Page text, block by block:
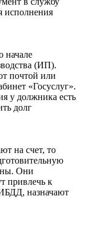
исполнения
начале
(ИП).
почтой или
«Госуслуг».
у должника есть
долг
на счет, то
Они
привлечь к
назначают